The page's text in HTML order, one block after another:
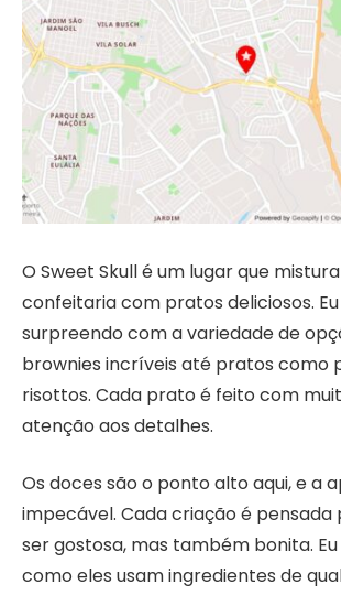
O Sweet Skull é um lugar que
confeitaria com pratos deliciosos.
surpreendo com a variedade de
brownies incríveis até pratos como
risottos. Cada prato é feito com
atenção aos detalhes.
Os doces são o ponto alto aqui, e a
impecável. Cada criação é pensada
ser gostosa, mas também bonita.
como eles usam ingredientes de